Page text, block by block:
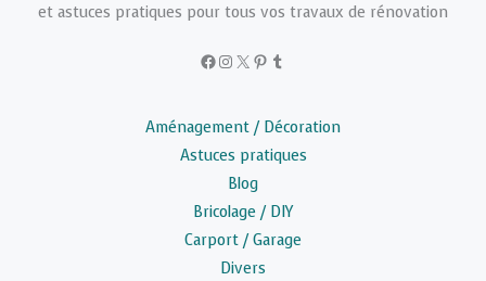
et astuces pratiques pour tous vos travaux de rénovation
Facebook
Instagram
X Pinterest
Tumblr
Aménagement / Décoration
Astuces pratiques
Blog
Bricolage / DIY
Carport / Garage
Divers